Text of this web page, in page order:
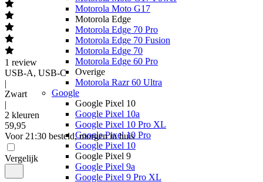
Motorola Moto G17
Motorola Edge
Motorola Edge 70 Pro
Motorola Edge 70 Fusion
Motorola Edge 70
Motorola Edge 60 Pro
Overige
Motorola Razr 60 Ultra
Google
Google Pixel 10
Google Pixel 10a
Google Pixel 10 Pro XL
Google Pixel 10 Pro
Google Pixel 10
Google Pixel 9
Google Pixel 9a
Google Pixel 9 Pro XL
1 review
USB-A, USB-C
|
Zwart
|
2 kleuren
59,95
Voor 21:30 besteld, morgen in huis
Vergelijk